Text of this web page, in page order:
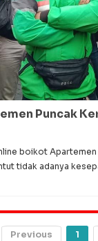
Puncak
boikot Apartemen
tidak adanya
Previous 1